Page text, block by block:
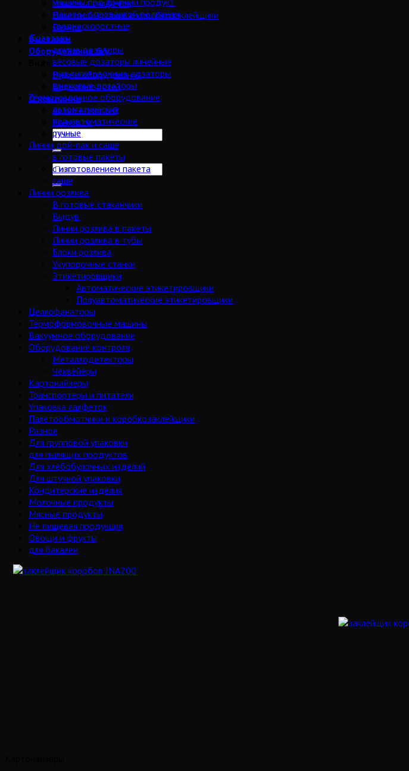
Упаковка салфеток
Палетообмотчики и коробкозаклейщики
Разное
Выставки
Оборудование б/у
Видео
Видео оборудования
Видео новостей
О компании
Архив новостей
Контакты
машины с проваркой по граням
среднескоростные
Дозаторы
другие дозаторы
весовые дозаторы линейные
мультиголовочные дозаторы
шнековые дозаторы
Термоусадочное оборудование
автоматические
полуавтоматические
ручные
Линии дой-пак и саше
в готовые пакеты
с изготовлением пакета
саше
Линии розлива
В готовые стаканчики
Выдув
Линии розлива в пакеты
Линии розлива в тубы
Блоки розлива
Укупорочные станки
Этикетировщики
Автоматические этикетировщики
Полуавтоматические этикетировщики
Целлофанаторы
Термоформовочные машины
Вакуумное оборудование
Оборудование контроля
Металлодетекторы
Чеквейеры
Картонайзеры
Транспортеры и питатели
Упаковка салфеток
Палетообмотчики и коробкозаклейщики
Разное
Для групповой упаковки
для пылящих продуктов
Для хлебобулочных изделий
Для штучной упаковки
Кондитерские изделия
Молочные продукты
Мясные продукты
Не пищевая продукция
Овощи и фрукты
для бакалеи